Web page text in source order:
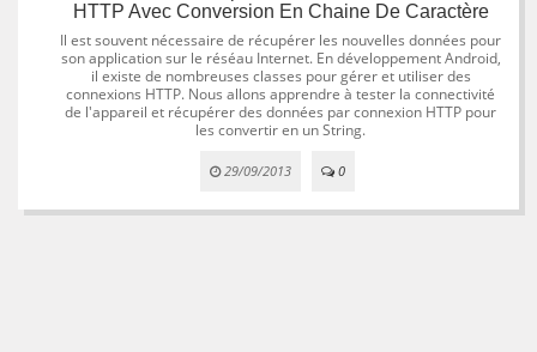
HTTP Avec Conversion En Chaine De Caractère
Il est souvent nécessaire de récupérer les nouvelles données pour
son application sur le réséau Internet. En développement Android,
il existe de nombreuses classes pour gérer et utiliser des
connexions HTTP. Nous allons apprendre à tester la connectivité
de l'appareil et récupérer des données par connexion HTTP pour
les convertir en un String.
29/09/2013 0